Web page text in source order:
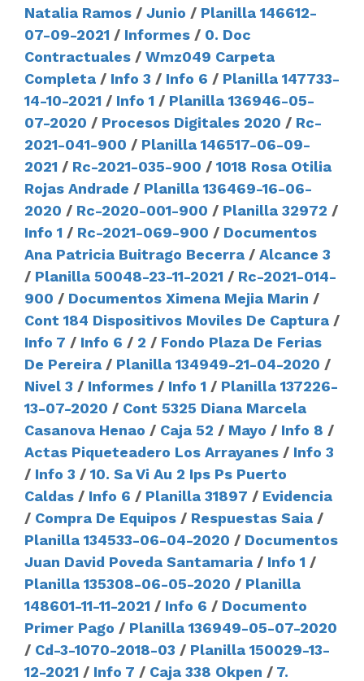
Natalia Ramos / Junio / Planilla 146612-
07-09-2021 / Informes / 0. Doc
Contractuales / Wmz049 Carpeta
Completa / Info 3 / Info 6 / Planilla 147733-
14-10-2021 / Info 1 / Planilla 136946-05-
07-2020 / Procesos Digitales 2020 / Rc-
2021-041-900 / Planilla 146517-06-09-
2021 / Rc-2021-035-900 / 1018 Rosa Otilia
Rojas Andrade / Planilla 136469-16-06-
2020 / Rc-2020-001-900 / Planilla 32972 /
Info 1 / Rc-2021-069-900 / Documentos
Ana Patricia Buitrago Becerra / Alcance 3
/ Planilla 50048-23-11-2021 / Rc-2021-014-
900 / Documentos Ximena Mejia Marin /
Cont 184 Dispositivos Moviles De Captura /
Info 7 / Info 6 / 2 / Fondo Plaza De Ferias
De Pereira / Planilla 134949-21-04-2020 /
Nivel 3 / Informes / Info 1 / Planilla 137226-
13-07-2020 / Cont 5325 Diana Marcela
Casanova Henao / Caja 52 / Mayo / Info 8 /
Actas Piqueteadero Los Arrayanes / Info 3
/ Info 3 / 10. Sa Vi Au 2 Ips Ps Puerto
Caldas / Info 6 / Planilla 31897 / Evidencia
/ Compra De Equipos / Respuestas Saia /
Planilla 134533-06-04-2020 / Documentos
Juan David Poveda Santamaria / Info 1 /
Planilla 135308-06-05-2020 / Planilla
148601-11-11-2021 / Info 6 / Documento
Primer Pago / Planilla 136949-05-07-2020
/ Cd-3-1070-2018-03 / Planilla 150029-13-
12-2021 / Info 7 / Caja 338 Okpen / 7.